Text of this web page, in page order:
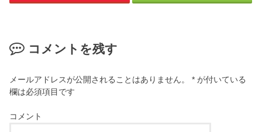
コメントを残す
メールアドレスが公開されることはありません。 * が付いている
欄は必須項目です
コメント